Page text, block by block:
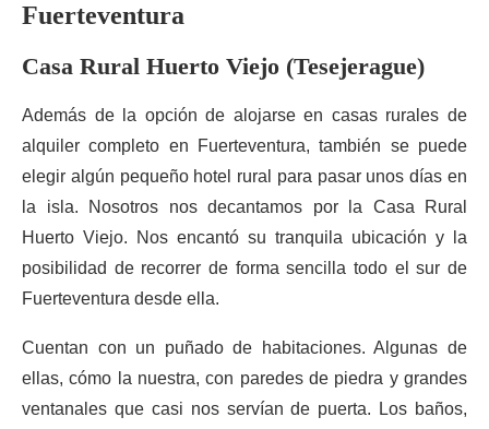
Fuerteventura
Casa Rural Huerto Viejo (Tesejerague)
Además de la opción de alojarse en casas rurales de
alquiler completo en Fuerteventura, también se puede
elegir algún pequeño hotel rural para pasar unos días en
la isla. Nosotros nos decantamos por la Casa Rural
Huerto Viejo. Nos encantó su tranquila ubicación y la
posibilidad de recorrer de forma sencilla todo el sur de
Fuerteventura desde ella.
Cuentan con un puñado de habitaciones. Algunas de
ellas, cómo la nuestra, con paredes de piedra y grandes
ventanales que casi nos servían de puerta. Los baños,